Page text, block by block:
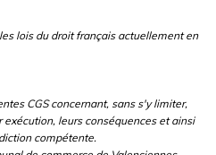
lois du droit français actuellement en
CGS concernant, sans s'y limiter,
leurs conséquences et ainsi
compétente.